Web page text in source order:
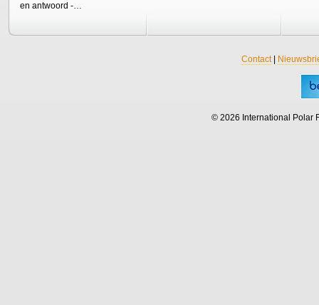
en antwoord -…
Contact|
© 2026 International Polar